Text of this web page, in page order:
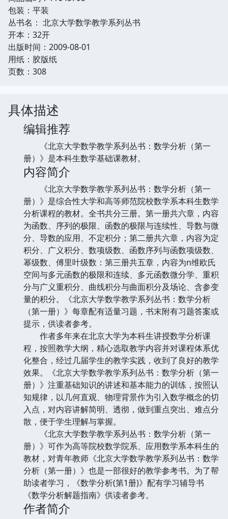
包装：平装
丛书名： 北京大学数学教学系列丛书
开本：32开
出版时间：2009-08-01
用纸：胶版纸
页数：308
具体描述
编辑推荐
《北京大学数学教学系列丛书：数学分析（第一
册）》是本科生数学基础课教材。
内容简介
《北京大学数学教学系列丛书：数学分析（第一
册）》是综合性大学和高等师范院校数学系本科生数学
分析课程的教材。全书共分三册。第一册共六章，内容
为函数、序列的极限、函数的极限与连续性、导数与微
分、导数的应用、不定积分；第二册共六章，内容为定
积分、广义积分、数项级数、函数序列与函数项级数、
幂级数、傅里叶级数：第三册共五章，内容为n维欧氏
空间与多元函数的极限和连续、多元函数微分学、重积
分与广义重积分、曲线积分与曲面积分及场论、含参变
量的积分。《北京大学数学教学系列丛书：数学分析
（第一册）》每章配有适量习题，书末附有习题答案或
提示，供读者参考。
作者多年来在北京大学为本科生讲授数学分析课
程，按照教学大纲，精心选取教学内容并对课程体系优
化整合，经过几届学生的教学实践，收到了良好的教学
效果。《北京大学数学教学系列丛书：数学分析（第一
册）》注重基础知识的讲述和基本能力的训练，按照认
知规律，以几何直观、物理背景作为引入数学概念的切
入点，对内容讲解简明、透彻，做到重点突出、难点分
散，便于学生理解与掌握。
《北京大学数学教学系列丛书：数学分析（第一
册）》可作为高等院校数学院系、应用数学系本科生的
教材，对青年教师《北京大学数学教学系列丛书：数学
分析（第一册）》也是一部很好的教学参考书。为了帮
助读者学习，《数学分析(第1册)》配有学习辅导书
《数学分析解题指南》供读者参考。
作者简介